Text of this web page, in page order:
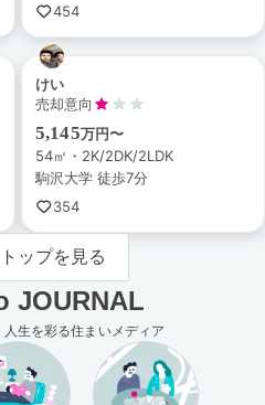
454
けい
売却意向
5,145万円〜
54㎡・2K/2DK/2LDK
駒沢大学 徒歩7分
354
ップを見る
JOURNAL
生を彩る住まいメディア